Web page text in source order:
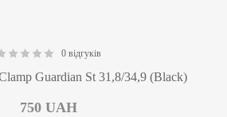
0 відгуків
Guardian St 31,8/34,9 (Black)
750 UAH